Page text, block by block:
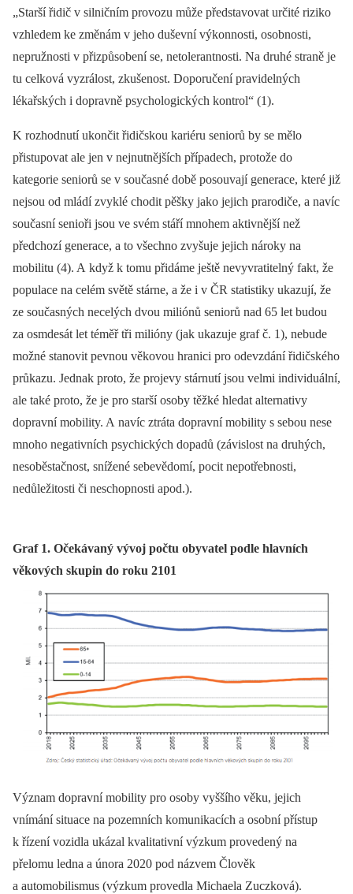
„Starší řidič v silničním provozu může představovat určité riziko
vzhledem ke změnám v jeho duševní výkonnosti, osobnosti,
nepružnosti v přizpůsobení se, netolerantnosti. Na druhé straně je
tu celková vyzrálost, zkušenost. Doporučení pravidelných
lékařských i dopravně psychologických kontrol“ (1).
K rozhodnutí ukončit řidičskou kariéru seniorů by se mělo
přistupovat ale jen v nejnutnějších případech, protože do
kategorie seniorů se v současné době posouvají generace, které již
nejsou od mládí zvyklé chodit pěšky jako jejich prarodiče, a navíc
současní senioři jsou ve svém stáří mnohem aktivnější než
předchozí generace, a to všechno zvyšuje jejich nároky na
mobilitu (4). A když k tomu přidáme ještě nevyvratitelný fakt, že
populace na celém světě stárne, a že i v ČR statistiky ukazují, že
ze současných necelých dvou miliónů seniorů nad 65 let budou
za osmdesát let téměř tři milióny (jak ukazuje graf č. 1), nebude
možné stanovit pevnou věkovou hranici pro odevzdání řidičského
průkazu. Jednak proto, že projevy stárnutí jsou velmi individuální,
ale také proto, že je pro starší osoby těžké hledat alternativy
dopravní mobility. A navíc ztráta dopravní mobility s sebou nese
mnoho negativních psychických dopadů (závislost na druhých,
nesoběstačnost, snížené sebevědomí, pocit nepotřebnosti,
nedůležitosti či neschopnosti apod.).
Graf 1. Očekávaný vývoj počtu obyvatel podle hlavních
věkových skupin do roku 2101
Význam dopravní mobility pro osoby vyššího věku, jejich
vnímání situace na pozemních komunikacích a osobní přístup
k řízení vozidla ukázal kvalitativní výzkum provedený na
přelomu ledna a února 2020 pod názvem Člověk
a automobilismus (výzkum provedla Michaela Zuczková).